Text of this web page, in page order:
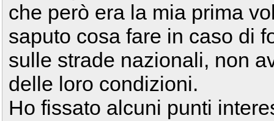
che però era la mia prima
saputo cosa fare in caso di
sulle strade nazionali, non
delle loro condizioni.
Ho fissato alcuni punti